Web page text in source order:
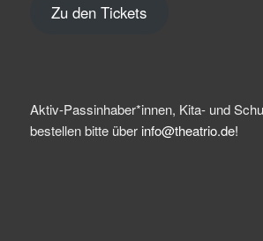
Zu den Tickets
Aktiv-Passinhaber*innen, Kita- und
bestellen bitte über info@theatrio.de!